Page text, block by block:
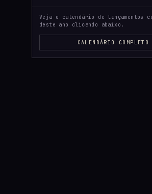
Veja o calendário de lançamentos
deste ano clicando abaixo.
CALENDÁRIO COMPLETO